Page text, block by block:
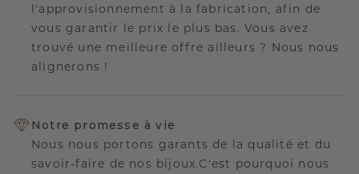
l'approvisionnement à la fabrication, afin de
vous garantir le prix le plus bas. Vous avez
trouvé une meilleure offre ailleurs ? Nous nous
alignerons !
Notre promesse à vie
Nous nous portons garants de la qualité et du
savoir-faire de nos bijoux.C'est pourquoi nous